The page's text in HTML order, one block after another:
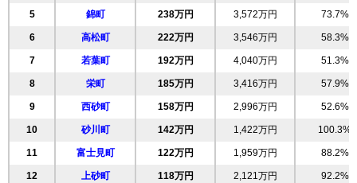
無料一括査定をする
西けやき台団地8号棟
東京都立川市幸町2丁目
相場 1,160万円～1,360万円
(19.3万円/㎡~22.7万円/㎡)
マンションナビで
5 錦町 238万円 3,572万円 73.7%
6 高松町 222万円 3,546万円 58.3%
7 若葉町 192万円 4,040万円 51.3%
8 栄町 185万円 3,416万円 57.9%
9 西砂町 158万円 2,996万円 52.6%
10 砂川町 142万円 1,422万円 100.3%
11 富士見町 122万円 1,959万円 88.2%
12 上砂町 118万円 2,121万円 92.2%